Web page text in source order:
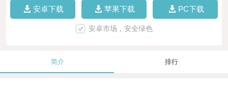
安卓下载 苹果下载 PC下载
安卓市场，安全绿色
简介 排行